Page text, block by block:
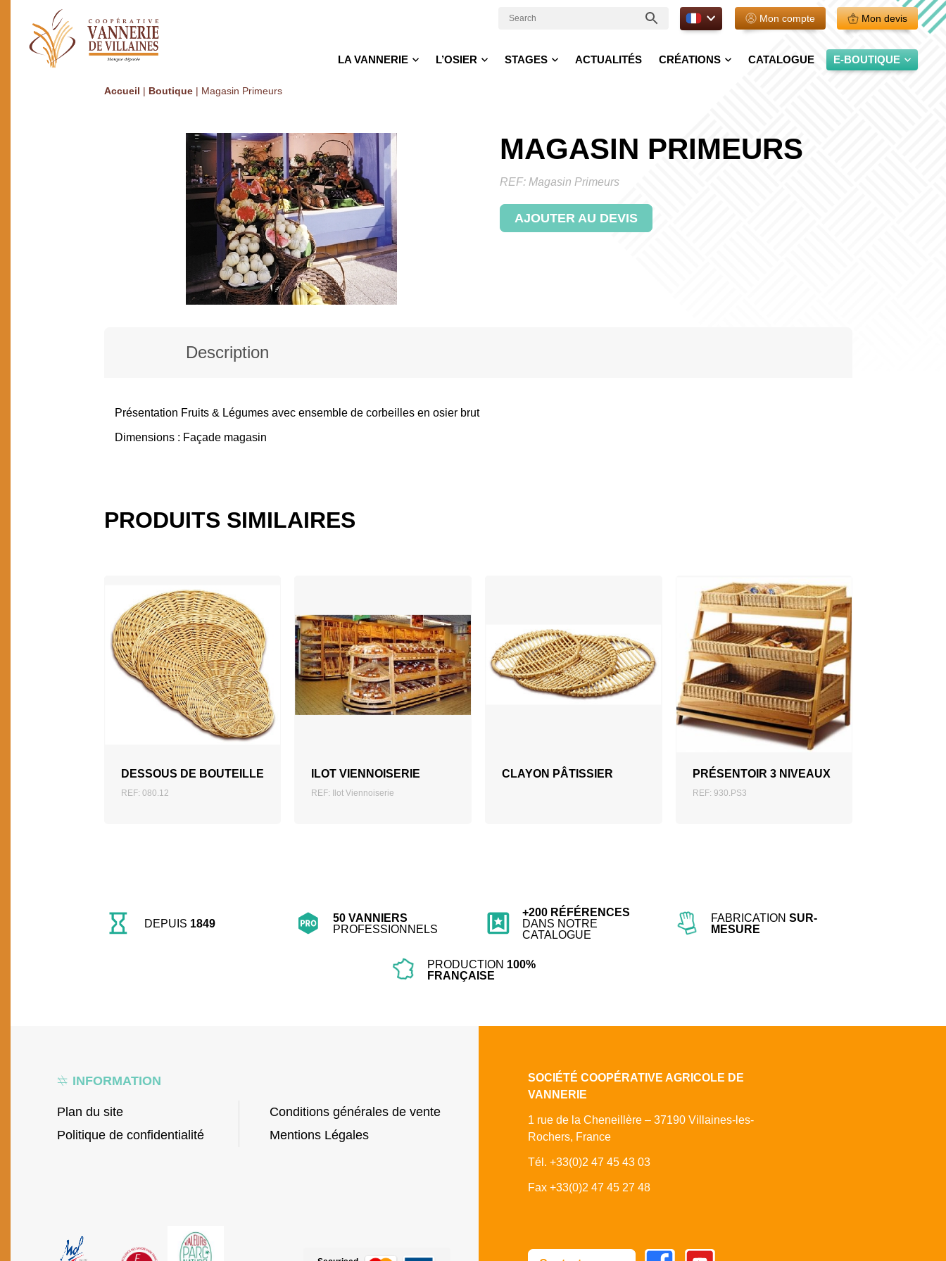
FR. Mon compte Mon devis
LA VANNERIE L’OSIER STAGES ACTUALITÉS CRÉATIONS CATALOGUE E-BOUTIQUE
Accueil | Boutique| Magasin Primeurs
MAGASIN PRIMEURS
REF: Magasin Primeurs
AJOUTER AU DEVIS
Description
DESCRIPTION
Présentation Fruits & Légumes avec ensemble de corbeilles en osier brut
Dimensions : Façade magasin
PRODUITS SIMILAIRES
DESSOUS DE BOUTEILLE
REF: 080.12
AJOUTER AU DEVIS
ILOT VIENNOISERIE
REF: Ilot Viennoiserie
CLAYON PÂTISSIER PRÉSENTOIR 3 NIVEAUX
REF: 930.PS3
AJOUTER AU DEVIS
DEPUIS 1849
50 VANNIERS
PROFESSIONNELS
+200 RÉFÉRENCES
DANS NOTRE
CATALOGUE
FABRICATION SUR-
MESURE
PRODUCTION 100%
FRANÇAISE
INFORMATION
Plan du site
Politique de confidentialité
Conditions générales de vente
Mentions Légales
SOCIÉTÉ COOPÉRATIVE AGRICOLE DE
VANNERIE
1 rue de la Cheneillère – 37190 Villaines-les-
Rochers, France
Tél. +33(0)2 47 45 43 03
Fax +33(0)2 47 45 27 48
FacebookYoutube